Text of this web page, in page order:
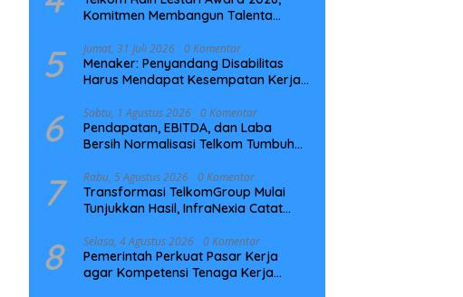
Komitmen Membangun Talenta
5 Jumat, 31 Juli 2026 0 Komentar
Menaker: Penyandang Disabilitas
Harus Mendapat Kesempatan Kerja
6 Sabtu, 1 Agustus 2026 0 Komentar
Pendapatan, EBITDA, dan Laba
Bersih Normalisasi Telkom Tumbuh
7 Rabu, 5 Agustus 2026 0 Komentar
Transformasi TelkomGroup Mulai
Tunjukkan Hasil, InfraNexia Catat
Digital Nasional
8 Selasa, 4 Agustus 2026 0 Komentar
Pemerintah Perkuat Pasar Kerja
agar Kompetensi Tenaga Kerja